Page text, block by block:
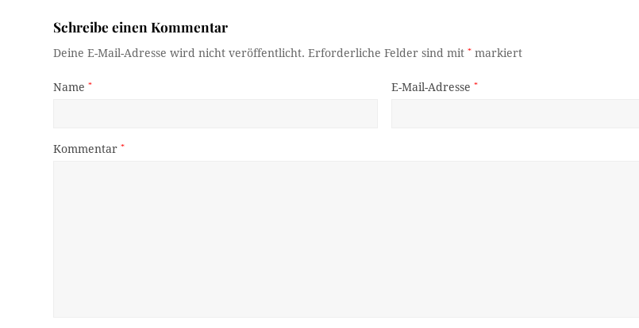
Schreibe einen Kommentar
Deine E-Mail-Adresse wird nicht veröffentlicht. Erforderliche Felder sind mit* markiert
Name* E-Mail-Adresse *
Kommentar*